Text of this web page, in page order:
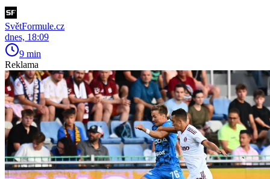
SvětFormule.cz
dnes, 18:09
9 min
Reklama